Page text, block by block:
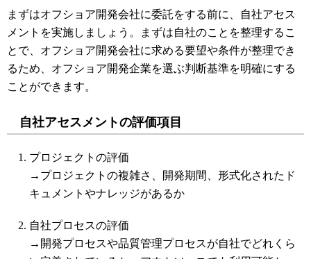
まずはオフショア開発会社に委託をする前に、自社アセス
メントを実施しましょう。まずは自社のことを整理するこ
とで、オフショア開発会社に求める要望や条件が整理でき
るため、オフショア開発企業を選ぶ判断基準を明確にする
ことができます。
自社アセスメントの評価項目
プロジェクトの評価
→プロジェクトの複雑さ、開発期間、形式化されたド
キュメントやナレッジがあるか
自社プロセスの評価
→開発プロセスや品質管理プロセスが自社でどれくら